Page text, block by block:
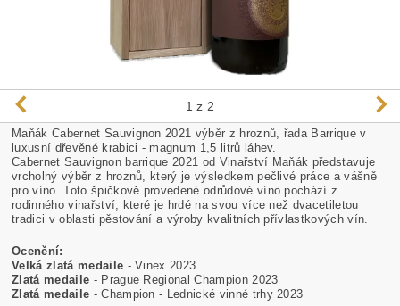
1 z 2
Maňák Cabernet Sauvignon 2021 výběr z hroznů, řada Barrique v
luxusní dřevěné krabici - magnum 1,5 litrů láhev.
Cabernet Sauvignon barrique 2021 od Vinařství Maňák představuje
vrcholný výběr z hroznů, který je výsledkem pečlivé práce a vášně
pro víno. Toto špičkově provedené odrůdové víno pochází z
rodinného vinařství, které je hrdé na svou více než dvacetiletou
tradici v oblasti pěstování a výroby kvalitních přívlastkových vín.
Ocenění:
Velká zlatá medaile - Vinex 2023
Zlatá medaile - Prague Regional Champion 2023
Zlatá medaile - Champion - Lednické vinné trhy 2023